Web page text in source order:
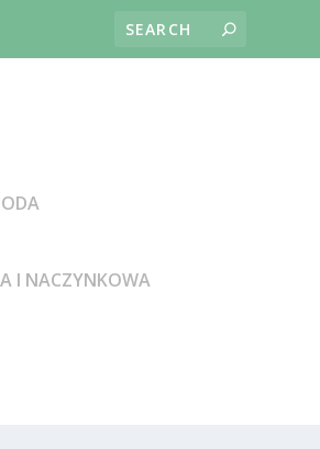
I NACZYNKOWA